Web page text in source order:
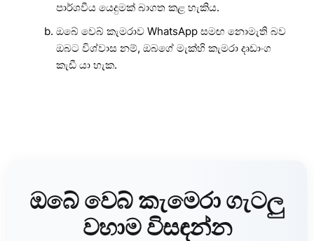
පාර්ශවීය යෙදුමක් බාගත කළ හැකිය.
ඔබේ වෙබ් කැමරාව WhatsApp සමඟ නොමැති බව
ඔබට විශ්වාස නම්, ඔබගේ මැක්හි කැමරා දෘඩාංග
කැඩී යා හැක.
ඔබේ වෙබ් කැමෙරා ගැටලු
වහාම විසඳන්න